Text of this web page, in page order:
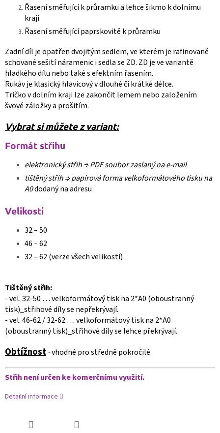
Řasení směřující k průramku a lehce šikmo k dolnímu
kraji
Řasení směřující paprskovitě k průramku
Zadní díl je opatřen dvojitým sedlem, ve kterém je rafinovaně
schované sešití náramenic i sedla se ZD. ZD je ve variantě
hladkého dílu nebo také s efektním řasením.
Rukáv je klasický hlavicový v dlouhé či krátké délce.
Tričko v dolním kraji lze zakončit lemem nebo založením
švové záložky a prošitím.
Vybrat si můžete z variant:
Formát střihu
elektronický střih ⇒PDF soubor zaslaný na e-mail
tištěný střih ⇒papírová forma velkoformátového tisku na
A0dodaný na adresu
Velikosti
32 – 50
46 – 62
32 – 62 (verze všech velikostí)
Tištěný střih:
- vel. 32-50 … velkoformátový tisk na 2*A0 (oboustranný
tisk)_střihové díly se nepřekrývají.
- vel. 46-62 / 32-62 … velkoformátový tisk na 2*A0
(oboustranný tisk)_střihové díly se lehce překrývají.
Obtížnost-vhodné pro středně pokročilé.
Střih není určen ke komerčnímu využití.
Detailní informace